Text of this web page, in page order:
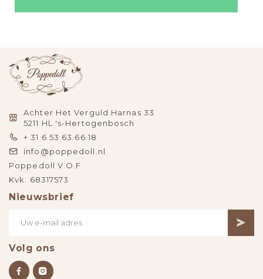
Achter Het Verguld Harnas 33
5211 HL 's-Hertogenbosch
+ 31 6 53 63 66 18
info@poppedoll.nl
Poppedoll V.O.F.
Kvk: 68317573
Nieuwsbrief
Volg ons